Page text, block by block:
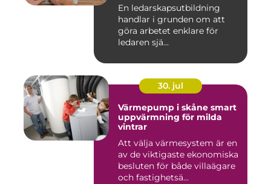
En ledarskapsutbildning
handlar i grunden om att
göra arbetet enklare för
ledaren sjä...
30. jul
Värmepump i skåne smart
uppvärmning för milda
vintrar
Att välja värmesystem är en
av de viktigaste ekonomiska
besluten för både villaägare
och fastighetsä...